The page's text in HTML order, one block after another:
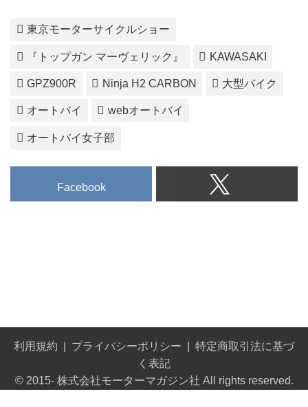
東京モーターサイクルショー
『トップガン マーヴェリック』 KAWASAKI
GPZ900R Ninja H2 CARBON 大型バイク
オートバイ webオートバイ
オートバイ女子部
Facebook
利用規約 プライバシーポリシー
特定商取引法に基づ
く表記
© 2015- 株式会社モーターマガジン社 All rights reserved.